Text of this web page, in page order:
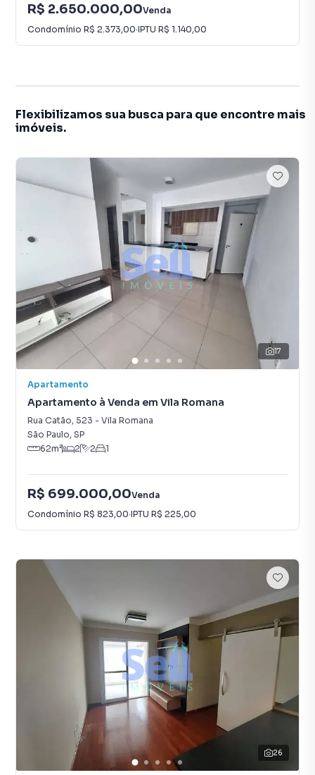
R$ 2.650.000,00Venda
Condomínio R$ 2.373,00·IPTU R$ 1.140,00
Flexibilizamos sua busca para que encontre mais
imóveis.
17
Apartamento
Apartamento à Venda em Vila Romana
Rua Catão, 523 - Vila Romana
São Paulo, SP
62m² 2 2 1
R$ 699.000,00Venda
Condomínio R$ 823,00·IPTU R$ 225,00
26